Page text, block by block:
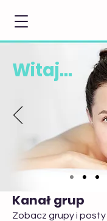
Witaj...
Kanał grup
Zobacz grupy i posty